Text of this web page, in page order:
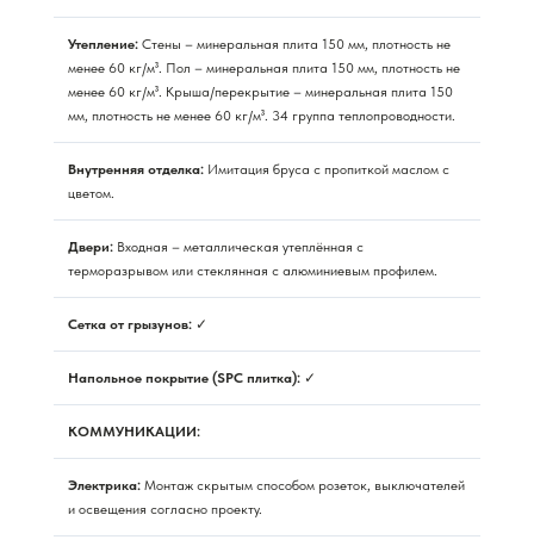
Утепление: Стены – минеральная плита 150 мм, плотность не
менее 60 кг/м³. Пол – минеральная плита 150 мм, плотность не
менее 60 кг/м³. Крыша/перекрытие – минеральная плита 150
мм, плотность не менее 60 кг/м³. 34 группа теплопроводности.
Внутренняя отделка: Имитация бруса с пропиткой маслом с
цветом.
Двери: Входная – металлическая утеплённая с
терморазрывом или стеклянная с алюминиевым профилем.
Сетка от грызунов: ✓
Напольное покрытие (SPC плитка): ✓
КОММУНИКАЦИИ:
Электрика: Монтаж скрытым способом розеток, выключателей
и освещения согласно проекту.